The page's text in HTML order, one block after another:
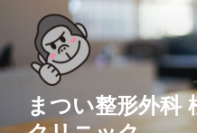
テ
ン
まつい整形外科